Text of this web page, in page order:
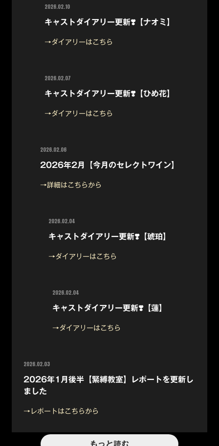
2026.02.10
キャストダイアリー更新❣️【ナオミ】
→ダイアリーはこちら
2026.02.07
キャストダイアリー更新❣️【ひめ花】
→ダイアリーはこちら
2026.02.06
2026年2月【今月のセレクトワイン】
→詳細はこちらから
2026.02.04
キャストダイアリー更新❣️【琥珀】
→ダイアリーはこちら
2026.02.04
キャストダイアリー更新❣️【蓮】
→ダイアリーはこちら
2026.02.03
2026年1月後半【緊縛教室】レポートを更新し
ました
→レポートはこちらから